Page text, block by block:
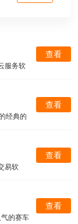
服务软
键备
以自
查看
经典的
。游
上的
就可
查看
易软
有新
，其
查看
的赛车
查看